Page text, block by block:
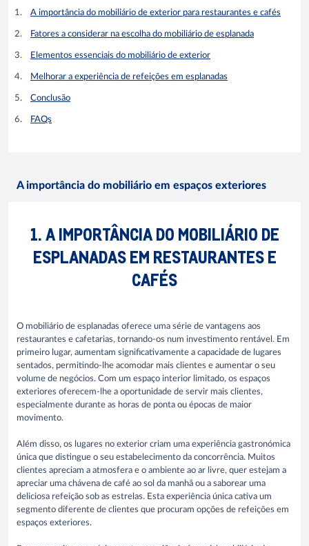
A importância do mobiliário de exterior para restaurantes e cafés
Fatores a considerar na escolha do mobiliário de esplanada
Elementos essenciais do mobiliário de exterior
Melhorar a experiência de refeições em esplanadas
Conclusão
FAQs
A importância do mobiliário em espaços exteriores
1. A IMPORTÂNCIA DO MOBILIÁRIO DE
ESPLANADAS EM RESTAURANTES E
CAFÉS
O mobiliário de esplanadas oferece uma série de vantagens aos
restaurantes e cafetarias, tornando-os num investimento rentável. Em
primeiro lugar, aumentam significativamente a capacidade de lugares
sentados, permitindo-lhe acomodar mais clientes e aumentar o seu
volume de negócios. Com um espaço interior limitado, os espaços
exteriores oferecem-lhe a oportunidade de servir mais clientes,
especialmente durante as horas de ponta ou épocas de maior
movimento.
Além disso, os lugares no exterior criam uma experiência gastronómica
única que distingue o seu estabelecimento da concorrência. Muitos
clientes apreciam a atmosfera e o ambiente ao ar livre, quer estejam a
apreciar uma chávena de café ao sol da manhã ou a saborear uma
deliciosa refeição sob as estrelas. Esta experiência única cativa um
segmento diferente de clientes que procuram opções de refeições em
espaços exteriores.